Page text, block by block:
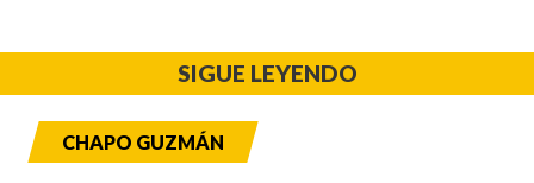
SIGUE LEYENDO
CHAPO GUZMÁN